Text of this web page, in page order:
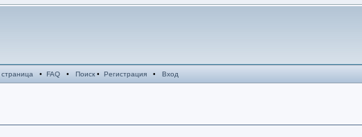
страница • FAQ• Поиск• Регистрация• Вход